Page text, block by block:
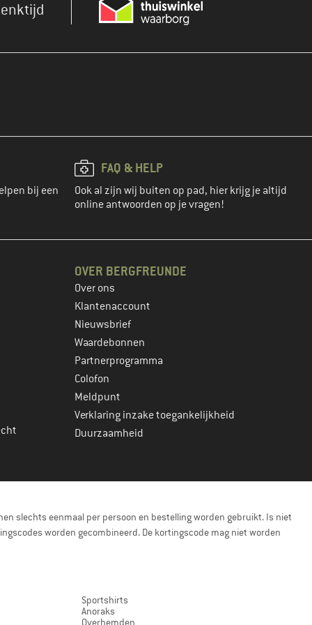
bij een
FAQ & HELP
Ook al zijn wij buiten op pad, hier krijg je altijd
online antwoorden op je vragen!
OVER BERGFREUNDE
Over ons
Klantenaccount
Nieuwsbrief
Waardebonnen
Partnerprogramma
Colofon
Meldpunt
Verklaring inzake toegankelijkheid
Duurzaamheid
slechts eenmaal per persoon en bestelling worden gebruikt. Is niet
worden gecombineerd. De kortingscode mag niet worden
Sportshirts
Anoraks
Overhemden